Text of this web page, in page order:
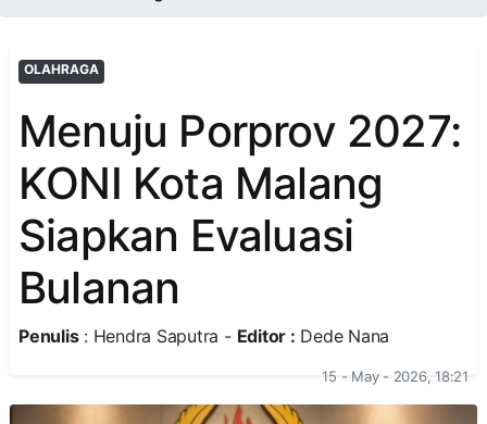
OLAHRAGA
Menuju Porprov 2027:
KONI Kota Malang
Siapkan Evaluasi
Bulanan
Penulis: Hendra Saputra - Editor : Dede Nana
15 - May - 2026, 18:21